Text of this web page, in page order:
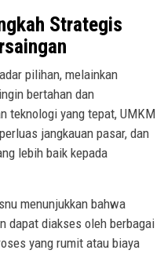
Strategis
pilihan, melainkan
bertahan dan
teknologi yang tepat, UMKM
jangkauan pasar, dan
lebih baik kepada
menunjukkan bahwa
dapat diakses oleh berbagai
yang rumit atau biaya